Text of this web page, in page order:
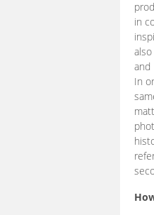
in
and
In